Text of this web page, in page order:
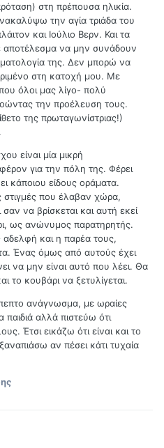
στη πρέπουσα ηλικία.
την αγία τριάδα του
και Ιούλιο Βερν. Και τα
να μην συνάδουν
της. Δεν μπορώ να
στη κατοχή μου. Με
όλοι μας λίγο- πολύ
την προέλευση τους.
της πρωταγωνίστριας!)
είναι μία μικρή
για την πόλη της. Φέρει
κάποιου είδους οράματα.
στιγμές που έλαβαν χώρα,
να βρίσκεται και αυτή εκεί
ως ανώνυμος παρατηρητής.
και η παρέα τους,
Ένας όμως από αυτούς έχει
να μην είναι αυτό που λέει. Θα
το κουβάρι να ξετυλίγεται.
ανάγνωσμα, με ωραίες
παιδιά αλλά πιστεύω ότι
Έτσι εικάζω ότι είναι και το
αν πέσει κάτι τυχαία